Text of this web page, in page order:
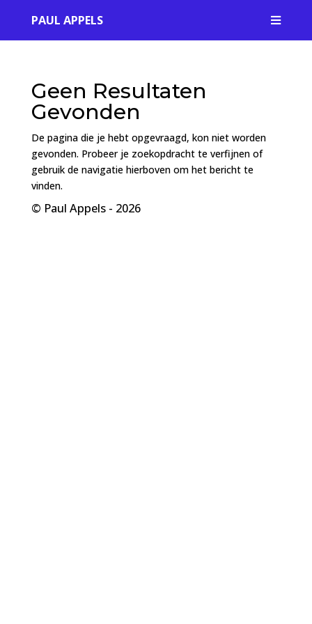
PAUL APPELS 
Geen Resultaten
Gevonden
De pagina die je hebt opgevraagd, kon niet worden
gevonden. Probeer je zoekopdracht te verfijnen of
gebruik de navigatie hierboven om het bericht te
vinden.
© Paul Appels - 2026